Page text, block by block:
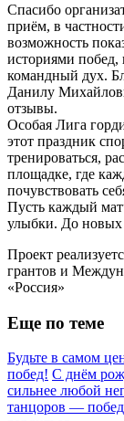
Спасибо
приём, в
возможность
историями побед,
командный дух.
Данилу
отзывы.
Особая Лига
этот праздник
тренироваться,
площадке, где
почувствовать
Пусть каждый
улыбки. До новых
Проект
грантов и
«Россия»
Еще по теме
Будьте в самом
побед! С днём
сильнее любой
танцоров —